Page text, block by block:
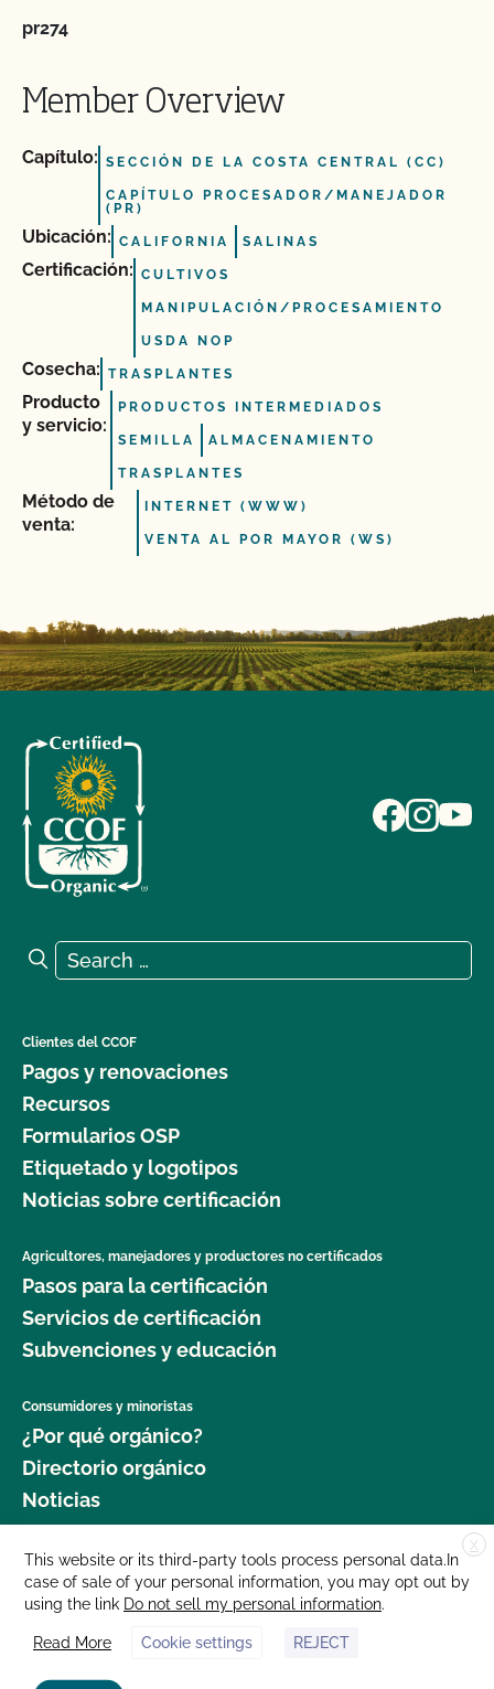
pr274
Member Overview
Capítulo: SECCIÓN DE LA COSTA CENTRAL (CC)
CAPÍTULO PROCESADOR/MANEJADOR
(PR)
Ubicación: CALIFORNIA SALINAS
Certificación: CULTIVOS
MANIPULACIÓN/PROCESAMIENTO
USDA NOP
Cosecha: TRASPLANTES
Producto
y servicio:
PRODUCTOS INTERMEDIADOS
SEMILLA ALMACENAMIENTO
TRASPLANTES
Método de
venta:
INTERNET (WWW)
VENTA AL POR MAYOR (WS)
Search for:
Search
Clientes del CCOF
Pagos y renovaciones
Recursos
Formularios OSP
Etiquetado y logotipos
Noticias sobre certificación
Agricultores, manejadores y productores no certificados
Pasos para la certificación
Servicios de certificación
Subvenciones y educación
Consumidores y minoristas
¿Por qué orgánico?
Directorio orgánico
Noticias
Donar
Carreras profesionales
Sala de prensa
Contáctenos
X
This website or its third-party tools process personal data.In
case of sale of your personal information, you may opt out by
using the link Do not sell my personal information.
Read More Cookie settings REJECT